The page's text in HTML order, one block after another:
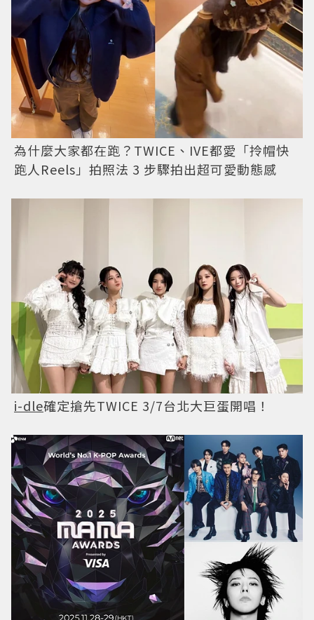
為什麼大家都在跑？TWICE、IVE都愛「拎帽快
跑人Reels」拍照法 3 步驟拍出超可愛動態感
i-dle確定搶先TWICE 3/7台北大巨蛋開唱！